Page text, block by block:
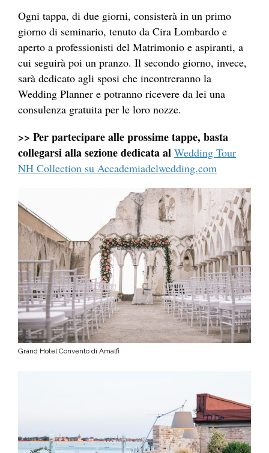
Ogni tappa, di due giorni, consisterà in un primo
giorno di seminario, tenuto da Cira Lombardo e
aperto a professionisti del Matrimonio e aspiranti, a
cui seguirà poi un pranzo. Il secondo giorno, invece,
sarà dedicato agli sposi che incontreranno la
Wedding Planner e potranno ricevere da lei una
consulenza gratuita per le loro nozze.
>> Per partecipare alle prossime tappe, basta
collegarsi alla sezione dedicata al Wedding Tour
NH Collection su Accademiadelwedding.com
Grand Hotel Convento di Amalfi